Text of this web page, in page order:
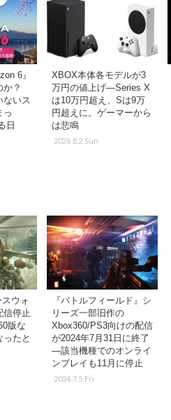
6』
？
ないス
っ
日
XBOX本体各モデルが3
万円の値上げ―Series X
は10万円超え、Sは9万
円超えに。ゲーマーから
は悲鳴
2026.8.2 Sun
ウォ
信停止
版な
たと
『バトルフィールド』シ
リーズ一部旧作の
Xbox360/PS3向けの配信
が2024年7月31日に終了
―該当機種でのオンライ
ンプレイも11月に停止
2024.7.5 Fri